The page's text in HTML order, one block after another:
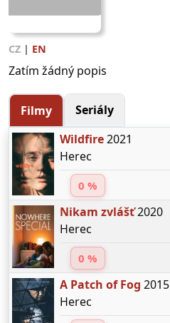
CZ | EN
Zatím žádný popis
Filmy
Seriály
Wildfire2021
Herec
0 %
Nikam zvlášť2020
Herec
0 %
A Patch of Fog 2015
Herec